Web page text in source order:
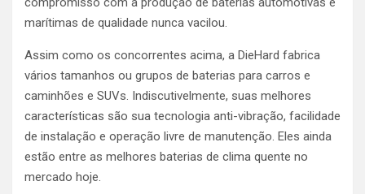
marítimas de qualidade nunca vacilou.
Assim como os concorrentes acima, a DieHard fabrica
vários tamanhos ou grupos de baterias para carros e
caminhões e SUVs. Indiscutivelmente, suas melhores
características são sua tecnologia anti-vibração, facilidade
de instalação e operação livre de manutenção. Eles ainda
estão entre as melhores baterias de clima quente no
mercado hoje.